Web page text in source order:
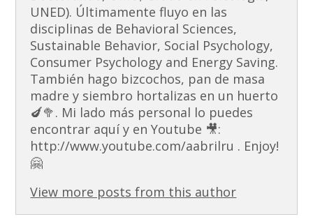
UNED). Últimamente fluyo en las
disciplinas de Behavioral Sciences,
Sustainable Behavior, Social Psychology,
Consumer Psychology and Energy Saving.
También hago bizcochos, pan de masa
madre y siembro hortalizas en un huerto
🍆🥦. Mi lado más personal lo puedes
encontrar aquí y en Youtube 🎥:
http://www.youtube.com/aabrilru . Enjoy!
🤗
View more posts from this author